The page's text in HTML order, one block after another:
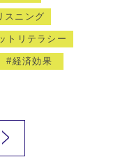
スニング
トリテラシー
経済効果